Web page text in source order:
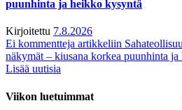
puunhinta ja heikko kysyntä
Kirjoitettu 7.8.2026
Ei kommentteja artikkeliin
näkymät – kiusana korkea puunhinta
Lisää uutisia
Viikon luetuimmat